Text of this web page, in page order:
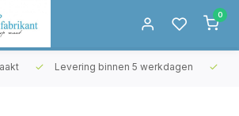
0
Levering binnen 5 werkdagen